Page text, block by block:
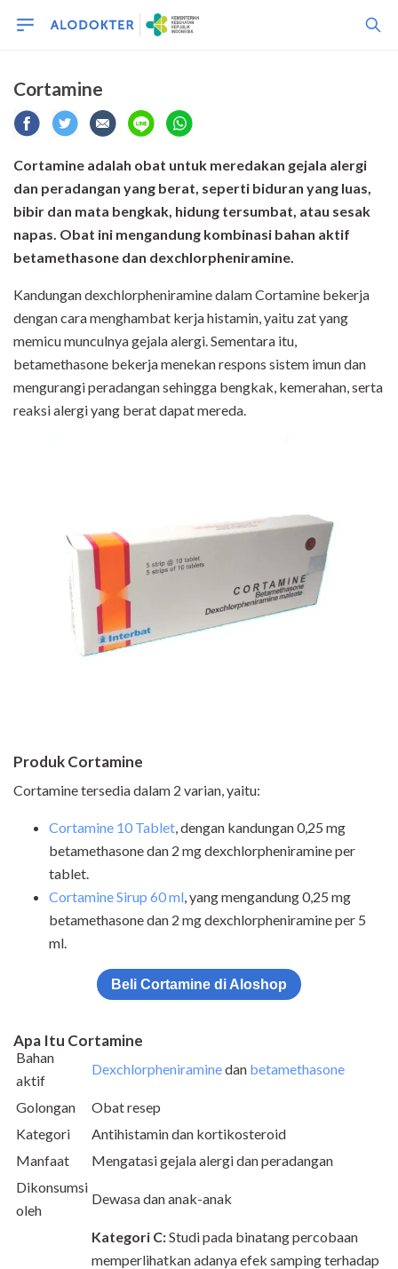
Cortamine
Cortamine adalah obat untuk meredakan gejala alergi
dan peradangan yang berat, seperti biduran yang luas,
bibir dan mata bengkak, hidung tersumbat, atau sesak
napas. Obat ini mengandung kombinasi bahan aktif
betamethasone dan dexchlorpheniramine.
Kandungan dexchlorpheniramine dalam Cortamine bekerja
dengan cara menghambat kerja histamin, yaitu zat yang
memicu munculnya gejala alergi. Sementara itu,
betamethasone bekerja menekan respons sistem imun dan
mengurangi peradangan sehingga bengkak, kemerahan, serta
reaksi alergi yang berat dapat mereda.
Produk Cortamine
Cortamine tersedia dalam 2 varian, yaitu:
Cortamine 10 Tablet, dengan kandungan 0,25 mg
betamethasone dan 2 mg dexchlorpheniramine per
tablet.
Cortamine Sirup 60 ml, yang mengandung 0,25 mg
betamethasone dan 2 mg dexchlorpheniramine per 5
ml.
Beli Cortamine di Aloshop
Apa Itu Cortamine
Bahan
aktif
Dexchlorpheniraminedan betamethasone
Golongan
Obat resep
Kategori
Antihistamin dan kortikosteroid
Manfaat
Mengatasi gejala alergi dan peradangan
Dikonsumsi
oleh
Dewasa dan anak-anak
Kategori C:Studi pada binatang percobaan
memperlihatkan adanya efek samping terhadap